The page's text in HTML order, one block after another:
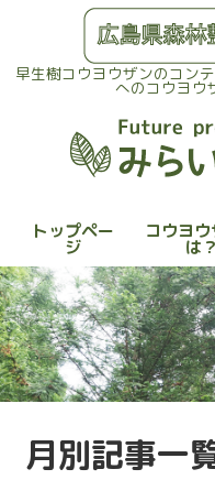
早生樹コウヨウザンのコン
へのコウヨウ
トップペー
ジ
コウヨウ
は？
月別記事一